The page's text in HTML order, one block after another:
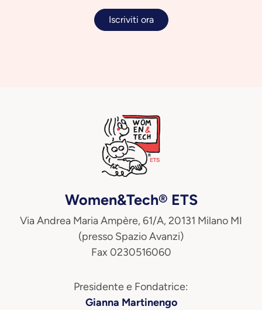
Iscriviti ora
Women&Tech® ETS
Via Andrea Maria Ampère, 61/A, 20131 Milano MI
(presso Spazio Avanzi)
Fax 0230516060
Presidente e Fondatrice:
Gianna Martinengo